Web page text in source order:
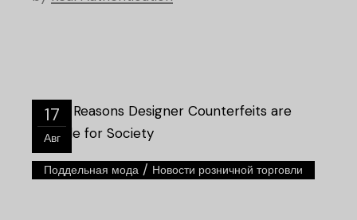
17
Авг
Поддельная мода / Новости розничной торговли